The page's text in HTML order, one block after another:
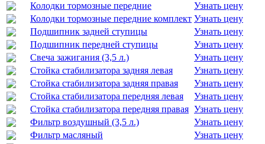
Колодки тормозные передние
Узнать цену
Колодки тормозные передние комплект Узнать цену
Подшипник задней ступицы
Узнать цену
Подшипник передней ступицы
Узнать цену
Свеча зажигания (3,5 л.)
Узнать цену
Стойка стабилизатора задняя левая
Узнать цену
Стойка стабилизатора задняя правая
Узнать цену
Стойка стабилизатора передняя левая
Узнать цену
Стойка стабилизатора передняя правая Узнать цену
Фильтр воздушный (3,5 л.)
Узнать цену
Фильтр масляный
Узнать цену